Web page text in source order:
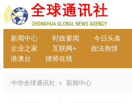
新闻中心 时政要闻 今日头条
企业之家
互联网+ 政法舆情
港澳台
律师在线
中华全球通讯社 新闻中心